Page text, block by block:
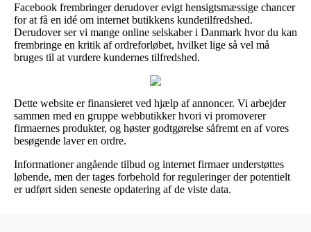
Facebook frembringer derudover evigt hensigtsmæssige chancer
for at få en idé om internet butikkens kundetilfredshed.
Derudover ser vi mange online selskaber i Danmark hvor du kan
frembringe en kritik af ordreforløbet, hvilket lige så vel må
bruges til at vurdere kundernes tilfredshed.
Dette website er finansieret ved hjælp af annoncer. Vi arbejder
sammen med en gruppe webbutikker hvori vi promoverer
firmaernes produkter, og høster godtgørelse såfremt en af vores
besøgende laver en ordre.
Informationer angående tilbud og internet firmaer understøttes
løbende, men der tages forbehold for reguleringer der potentielt
er udført siden seneste opdatering af de viste data.